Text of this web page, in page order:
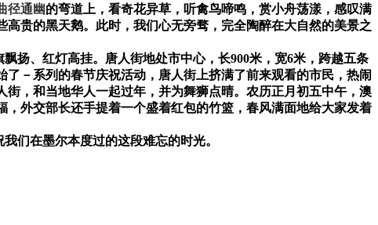
径通幽的弯道上，看奇花异草，听禽鸟啼鸣，赏小舟荡漾，感叹满
贵的黑天鹅。此时，我们心无旁骛，完全陶醉在大自然的美景之
扬、红灯高挂。唐人街地处市中心，长900米，宽6米，跨越五条
了－系列的春节庆祝活动，唐人街上挤满了前来观看的市民，热闹
，和当地华人一起过年，并为舞狮点晴。农历正月初五中午，澳
外交部长还手提着一个盛着红包的竹篮，春风满面地给大家发着
们在墨尔本度过的这段难忘的时光。